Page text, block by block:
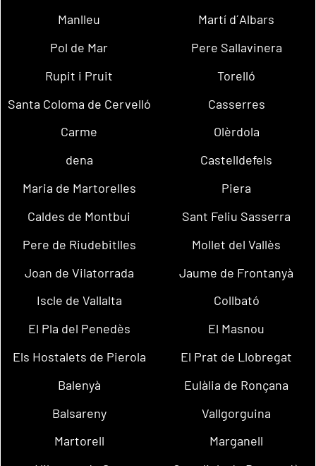
Manlleu
Martí d´Albars
Pol de Mar
Pere Sallavinera
Rupit i Pruit
Torelló
Santa Coloma de Cervelló
Casserres
Carme
Olèrdola
dena
Castelldefels
Maria de Martorelles
Piera
Caldes de Montbui
Sant Feliu Sasserra
Pere de Riudebitlles
Mollet del Vallès
Joan de Vilatorrada
Jaume de Frontanyà
Iscle de Vallalta
Collbató
El Pla del Penedès
El Masnou
Els Hostalets de Pierola
El Prat de Llobregat
Balenyà
Eulàlia de Ronçana
Balsareny
Vallgorguina
Martorell
Marganell